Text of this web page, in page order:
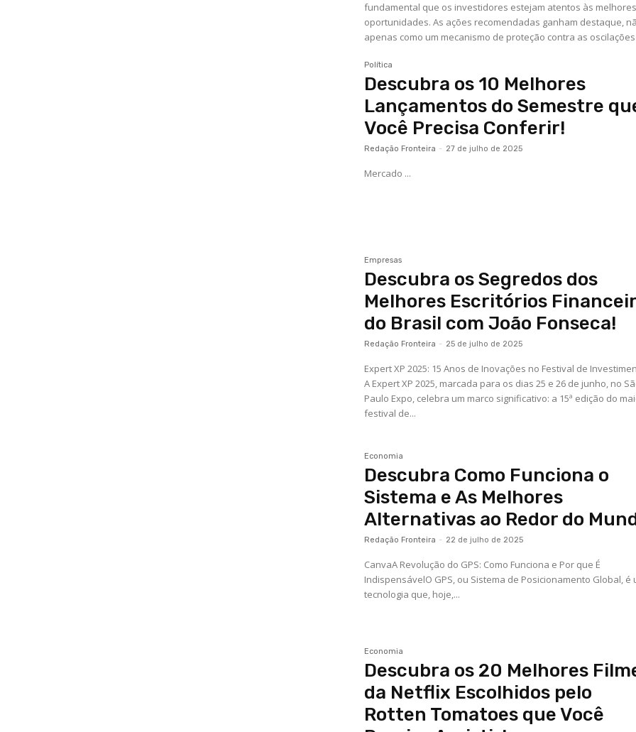
fundamental que os investidores estejam atentos às melhores
oportunidades. As ações recomendadas ganham destaque,
apenas como um mecanismo de proteção contra as oscilações
Política
Descubra os 10 Melhores
Lançamentos do Semestre
Você Precisa Conferir!
Redação Fronteira - 27 de julho de 2025
Mercado ...
Empresas
Descubra os Segredos dos
Melhores Escritórios
do Brasil com João Fonseca!
Redação Fronteira - 25 de julho de 2025
Expert XP 2025: 15 Anos de Inovações no Festival de
A Expert XP 2025, marcada para os dias 25 e 26 de junho, no
Paulo Expo, celebra um marco significativo: a 15ª edição do
festival de...
Economia
Descubra Como Funciona o
Sistema e As Melhores
Alternativas ao Redor do
Redação Fronteira - 22 de julho de 2025
CanvaA Revolução do GPS: Como Funciona e Por que É
IndispensávelO GPS, ou Sistema de Posicionamento Global, é
tecnologia que, hoje,...
Economia
Descubra os 20 Melhores
da Netflix Escolhidos pelo
Rotten Tomatoes que Você